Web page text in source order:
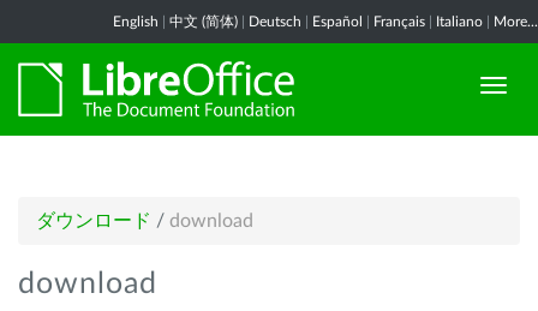
English 中文 (简体) Deutsch Español Français Italiano More...
ダウンロード / download
download